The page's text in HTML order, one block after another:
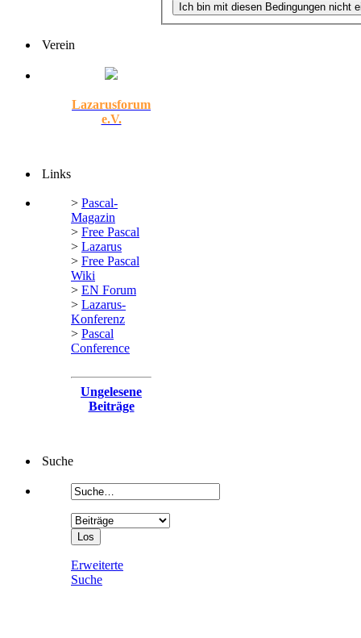
Verein
Lazarusforum
e.V.
Links
> Pascal-
Magazin
> Free Pascal
> Lazarus
> Free Pascal
Wiki
> EN Forum
> Lazarus-
Konferenz
> Pascal
Conference
Ungelesene
Beiträge
Suche
Erweiterte
Suche